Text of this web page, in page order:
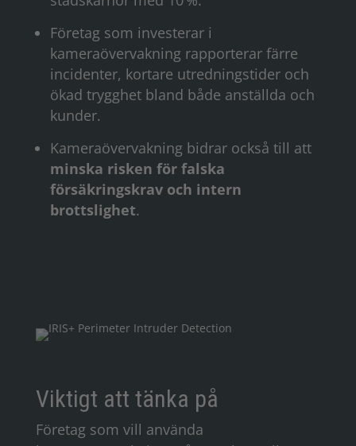
Företag som investerar i
kameraövervakning rapporterar färre
incidenter, kortare utredningstider och
ökad trygghet bland både anställda och
kunder.
Kameraövervakning bidrar också till att
minska risken för falska
försäkringskrav och intern
brottslighet.
Viktigt att tänka på
Företag som vill använda